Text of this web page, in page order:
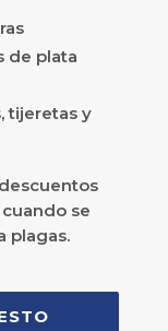
de plata
tijeretas y
se
plagas.